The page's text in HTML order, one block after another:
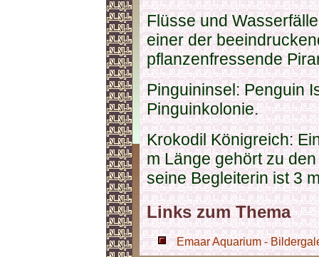
Flüsse und
einer der
pflanzenfressende
Pinguininsel: Penguin
Pinguinkolonie.
Krokodil Königreich:
m Länge gehört zu
seine Begleiterin ist 3
Links zum Thema
Emaar Aquarium -